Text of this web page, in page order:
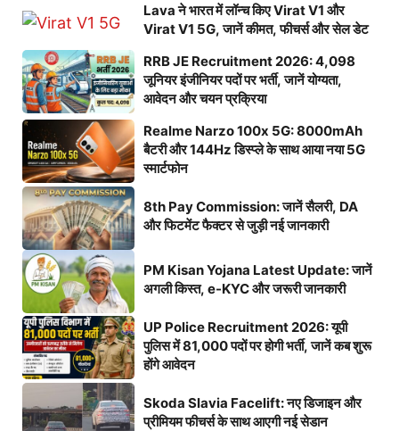
Lava ने भारत में लॉन्च किए Virat V1 और
Virat V1 5G, जानें कीमत, फीचर्स और सेल डेट
RRB JE Recruitment 2026: 4,098
जूनियर इंजीनियर पदों पर भर्ती, जानें योग्यता,
आवेदन और चयन प्रक्रिया
Realme Narzo 100x 5G: 8000mAh
बैटरी और 144Hz डिस्प्ले के साथ आया नया 5G
स्मार्टफोन
8th Pay Commission: जानें सैलरी, DA
और फिटमेंट फैक्टर से जुड़ी नई जानकारी
PM Kisan Yojana Latest Update: जानें
अगली किस्त, e-KYC और जरूरी जानकारी
UP Police Recruitment 2026: यूपी
पुलिस में 81,000 पदों पर होगी भर्ती, जानें कब शुरू
होंगे आवेदन
Skoda Slavia Facelift: नए डिजाइन और
प्रीमियम फीचर्स के साथ आएगी नई सेडान